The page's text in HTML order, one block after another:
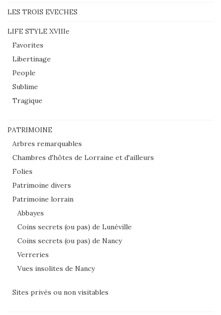
LES TROIS EVECHES
LIFE STYLE XVIIIe
Favorites
Libertinage
People
Sublime
Tragique
PATRIMOINE
Arbres remarquables
Chambres d'hôtes de Lorraine et d'ailleurs
Folies
Patrimoine divers
Patrimoine lorrain
Abbayes
Coins secrets (ou pas) de Lunéville
Coins secrets (ou pas) de Nancy
Verreries
Vues insolites de Nancy
Sites privés ou non visitables